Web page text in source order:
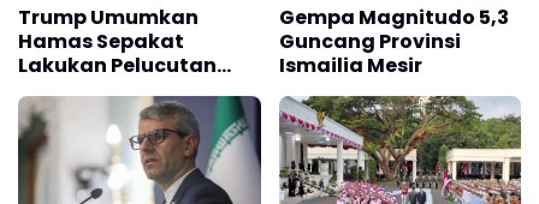
Trump Umumkan
Hamas Sepakat
Lakukan Pelucutan
Senjata
Gempa Magnitudo 5,3
Guncang Provinsi
Ismailia Mesir